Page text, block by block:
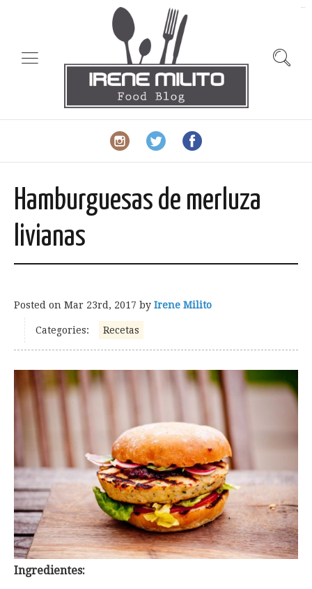
Hamburguesas de merluza
livianas
Posted on Mar 23rd, 2017 by Irene Milito
Categories: Recetas
Ingredientes: